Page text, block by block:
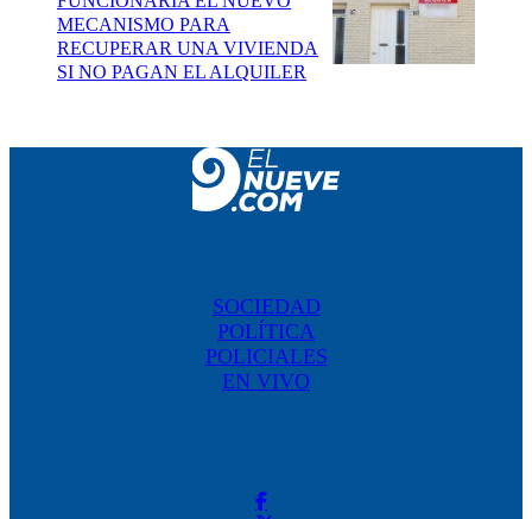
MECANISMO PARA
RECUPERAR UNA VIVIENDA
SI NO PAGAN EL ALQUILER
SOCIEDAD
POLÍTICA
POLICIALES
EN VIVO